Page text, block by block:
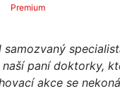
Premium
paní doktorky,
akce se